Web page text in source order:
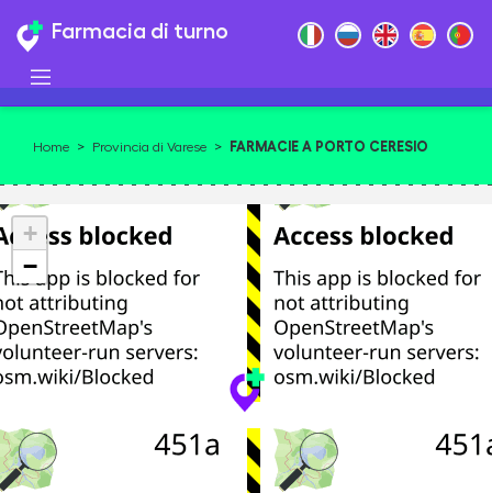
Farmacia di turno
Home > Provincia di Varese > FARMACIE A PORTO CERESIO
+
−